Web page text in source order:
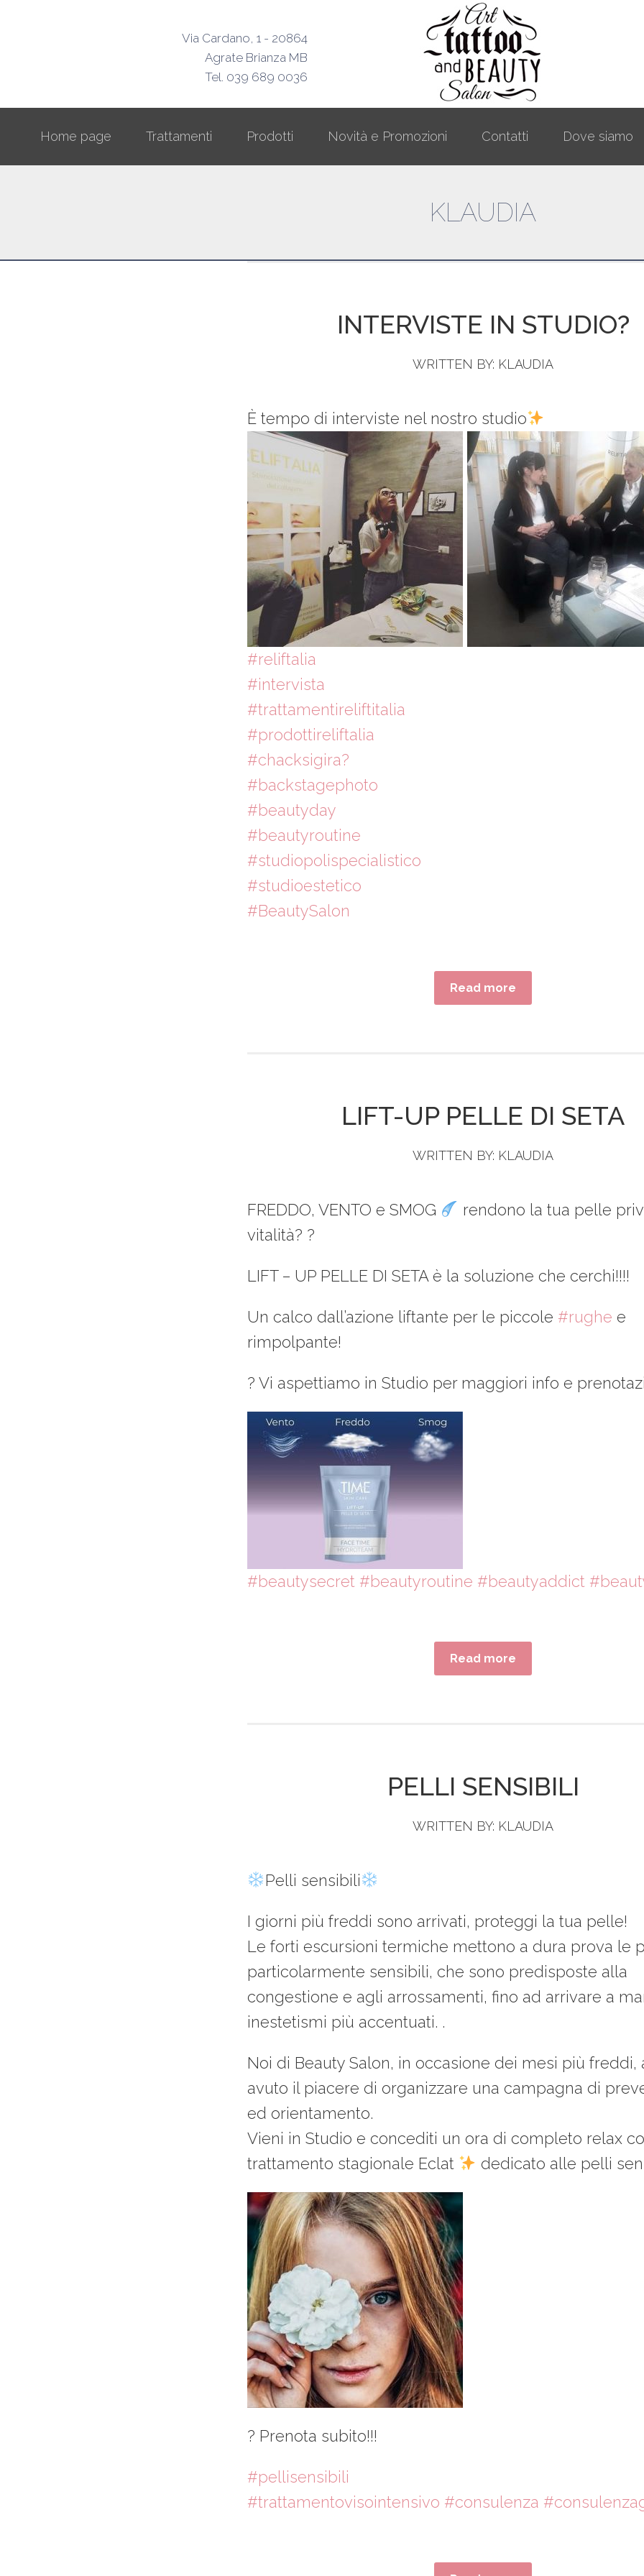
Via Cardano, 1 - 20864
Agrate Brianza MB
Tel. 039 689 0036
Home page Trattamenti Prodotti Novità e Promozioni Contatti Dove siamo
KLAUDIA
INTERVISTE IN STUDIO?
WRITTEN BY: KLAUDIA
È tempo di interviste nel nostro studio
#reliftalia
#intervista
#trattamentireliftitalia
#prodottireliftalia
#chacksigira?
#backstagephoto
#beautyday
#beautyroutine
#studiopolispecialistico
#studioestetico
#BeautySalon
Read more
LIFT-UP PELLE DI SETA
WRITTEN BY: KLAUDIA
FREDDO, VENTO e SMOG
rendono la tua pelle
vitalità? ?
LIFT – UP PELLE DI SETA è la soluzione che cerchi!!!!
Un calco dall’azione liftante per le piccole #rughe e
rimpolpante!
? Vi aspettiamo in Studio per maggiori info e
#beautysecret #beautyroutine #beautyaddict
Read more
PELLI SENSIBILI
WRITTEN BY: KLAUDIA
Pelli sensibili
I giorni più freddi sono arrivati, proteggi la tua pelle!
Le forti escursioni termiche mettono a dura prova le
particolarmente sensibili, che sono predisposte alla
congestione e agli arrossamenti, fino ad arrivare a
inestetismi più accentuati. .
Noi di Beauty Salon, in occasione dei mesi più freddi,
avuto il piacere di organizzare una campagna di
ed orientamento.
Vieni in Studio e concediti un ora di completo relax
trattamento stagionale Eclat
dedicato alle pelli
? Prenota subito!!!
#pellisensibili
#trattamentovisointensivo #consulenza